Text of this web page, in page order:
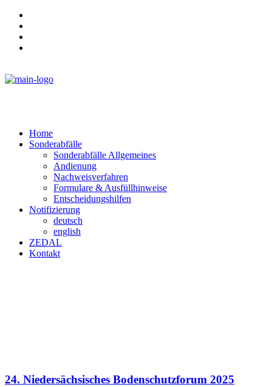
Home
Sonderabfälle
Sonderabfälle Allgemeines
Andienung
Nachweisverfahren
Formulare & Ausfüllhinweise
Entscheidungshilfen
Notifizierung
deutsch
english
ZEDAL
Kontakt
24. Niedersächsisches Bodenschutzforum 2025